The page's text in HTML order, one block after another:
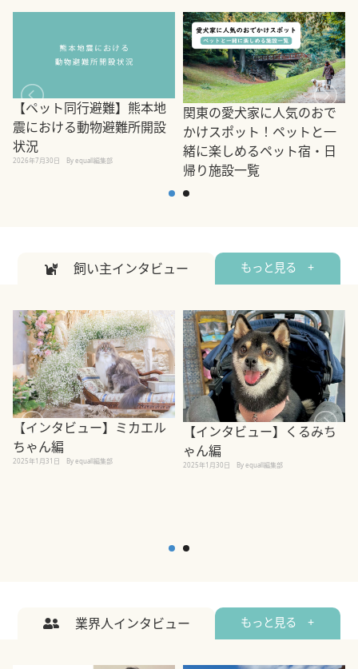
【ペット同行避難】熊本地
震における動物避難所開設
状況
2026年7月30日 By equall編集部
関東の愛犬家に人気のおで
かけスポット！ペットと一
緒に楽しめるペット宿・日
帰り施設一覧
飼い主インタビュー もっと見る +
【インタビュー】ミカエル
ちゃん編
2025年1月31日 By equall編集部
【インタビュー】くるみち
ゃん編
2025年1月30日 By equall編集部
業界人インタビュー もっと見る +